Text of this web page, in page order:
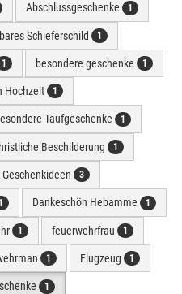
Abschlussgeschenke 1
Schieferschild 1
1 besondere geschenke 1
Hochzeit 1
Taufgeschenke 1
Beschilderung 1
3
1 Dankeschön Hebamme 1
1 feuerwehrfrau 1
1 Flugzeug 1
1